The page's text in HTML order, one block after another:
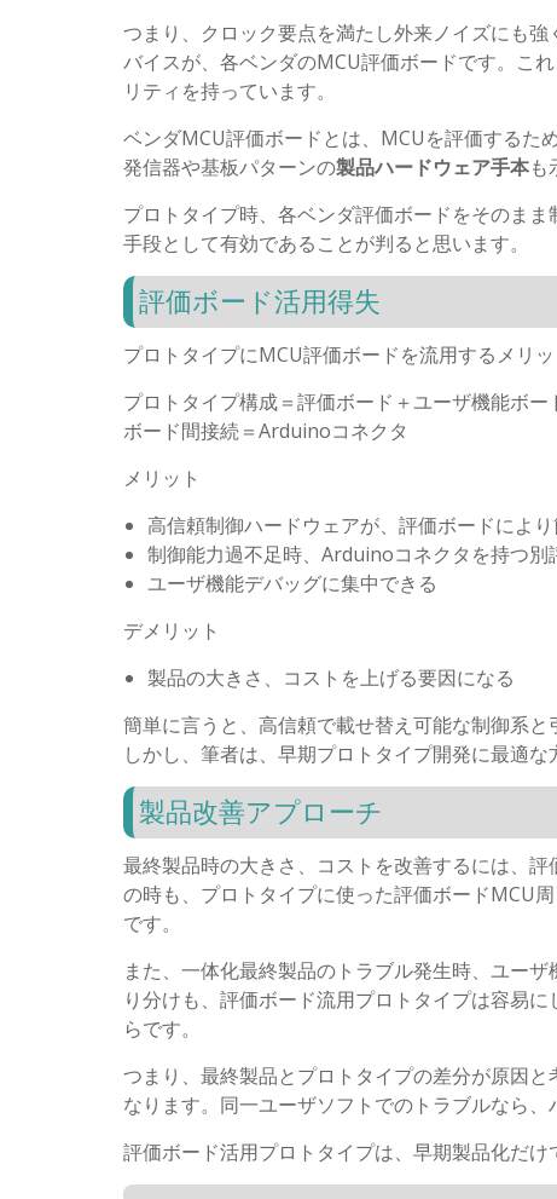
つまり、クロック要点を満たし外来ノイズにも
バイスが、各ベンダのMCU評価ボードです。こ
リティを持っています。
ベンダMCU評価ボードとは、MCUを評価するた
発信器や基板パターンの製品ハードウェア手本も
プロトタイプ時、各ベンダ評価ボードをそのま
手段として有効であることが判ると思います。
評価ボード活用得失
プロトタイプにMCU評価ボードを流用するメリ
プロトタイプ構成＝評価ボード＋ユーザ機能ボ
ボード間接続＝Arduinoコネクタ
メリット
高信頼制御ハードウェアが、評価ボードによ
制御能力過不足時、Arduinoコネクタを持つ別
ユーザ機能デバッグに集中できる
デメリット
製品の大きさ、コストを上げる要因になる
簡単に言うと、高信頼で載せ替え可能な制御系
しかし、筆者は、早期プロトタイプ開発に最適な
製品改善アプローチ
最終製品時の大きさ、コストを改善するには、
の時も、プロトタイプに使った評価ボードMCU
です。
また、一体化最終製品のトラブル発生時、ユー
り分けも、評価ボード流用プロトタイプは容易
らです。
つまり、最終製品とプロトタイプの差分が原因
なります。同一ユーザソフトでのトラブルなら、
評価ボード活用プロトタイプは、早期製品化だけ